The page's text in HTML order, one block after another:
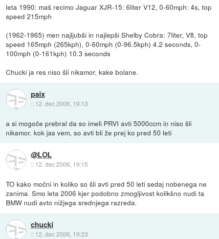
leta 1990: maš recimo Jaguar XJR-15: 6liter V12, 0-60mph: 4s, top
speed 215mph
(1962-1965) men najljubši in najlepši Shelby Cobra: 7liter, V8, top
speed 165mph (265kph), 0-60mph (0-96.5kph) 4.2 seconds, 0-
100mph (0-161kph) 10.3 seconds
Chucki ja res niso šli nikamor, kake bolane.
paix
:: 12. dec 2006, 19:13
a si mogoče prebral da so imeli PRVI avti 5000ccm in niso šli
nikamor. kok jas vem, so avti bli že prej ko pred 50 leti
@LOL
:: 12. dec 2006, 19:15
TO kako močni in koliko so šli avti pred 50 leti sedaj nobenega ne
zanima. Smo leta 2006 kjer podobno zmogljivost kolikšno nudi ta
BMW nudi avto nižjega srednjega razreda.
chucki
:: 12. dec 2006, 19:23